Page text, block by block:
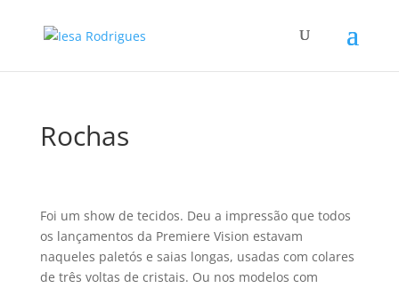
Rochas
Foi um show de tecidos. Deu a impressão que todos
os lançamentos da Premiere Vision estavam
naqueles paletós e saias longas, usadas com colares
de três voltas de cristais. Ou nos modelos com